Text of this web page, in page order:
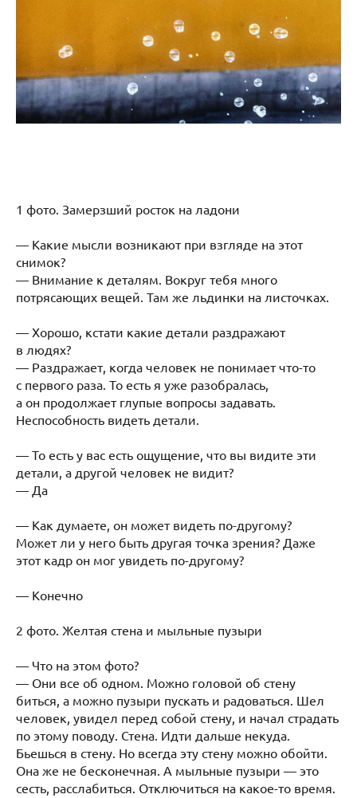
1 фото. Замерзший росток на ладони
— Какие мысли возникают при взгляде на этот
снимок?
— Внимание к деталям. Вокруг тебя много
потрясающих вещей. Там же льдинки на листочках.
— Хорошо, кстати какие детали раздражают
в людях?
— Раздражает, когда человек не понимает что-то
с первого раза. То есть я уже разобралась,
а он продолжает глупые вопросы задавать.
Неспособность видеть детали.
— То есть у вас есть ощущение, что вы видите эти
детали, а другой человек не видит?
— Да
— Как думаете, он может видеть по-другому?
Может ли у него быть другая точка зрения? Даже
этот кадр он мог увидеть по-другому?
— Конечно
2 фото. Желтая стена и мыльные пузыри
— Что на этом фото?
— Они все об одном. Можно головой об стену
биться, а можно пузыри пускать и радоваться. Шел
человек, увидел перед собой стену, и начал страдать
по этому поводу. Стена. Идти дальше некуда.
Бьешься в стену. Но всегда эту стену можно обойти.
Она же не бесконечная. А мыльные пузыри — это
сесть, расслабиться. Отключиться на какое-то время.